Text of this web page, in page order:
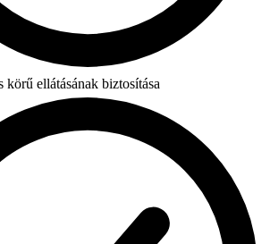
körű ellátásának biztosítása